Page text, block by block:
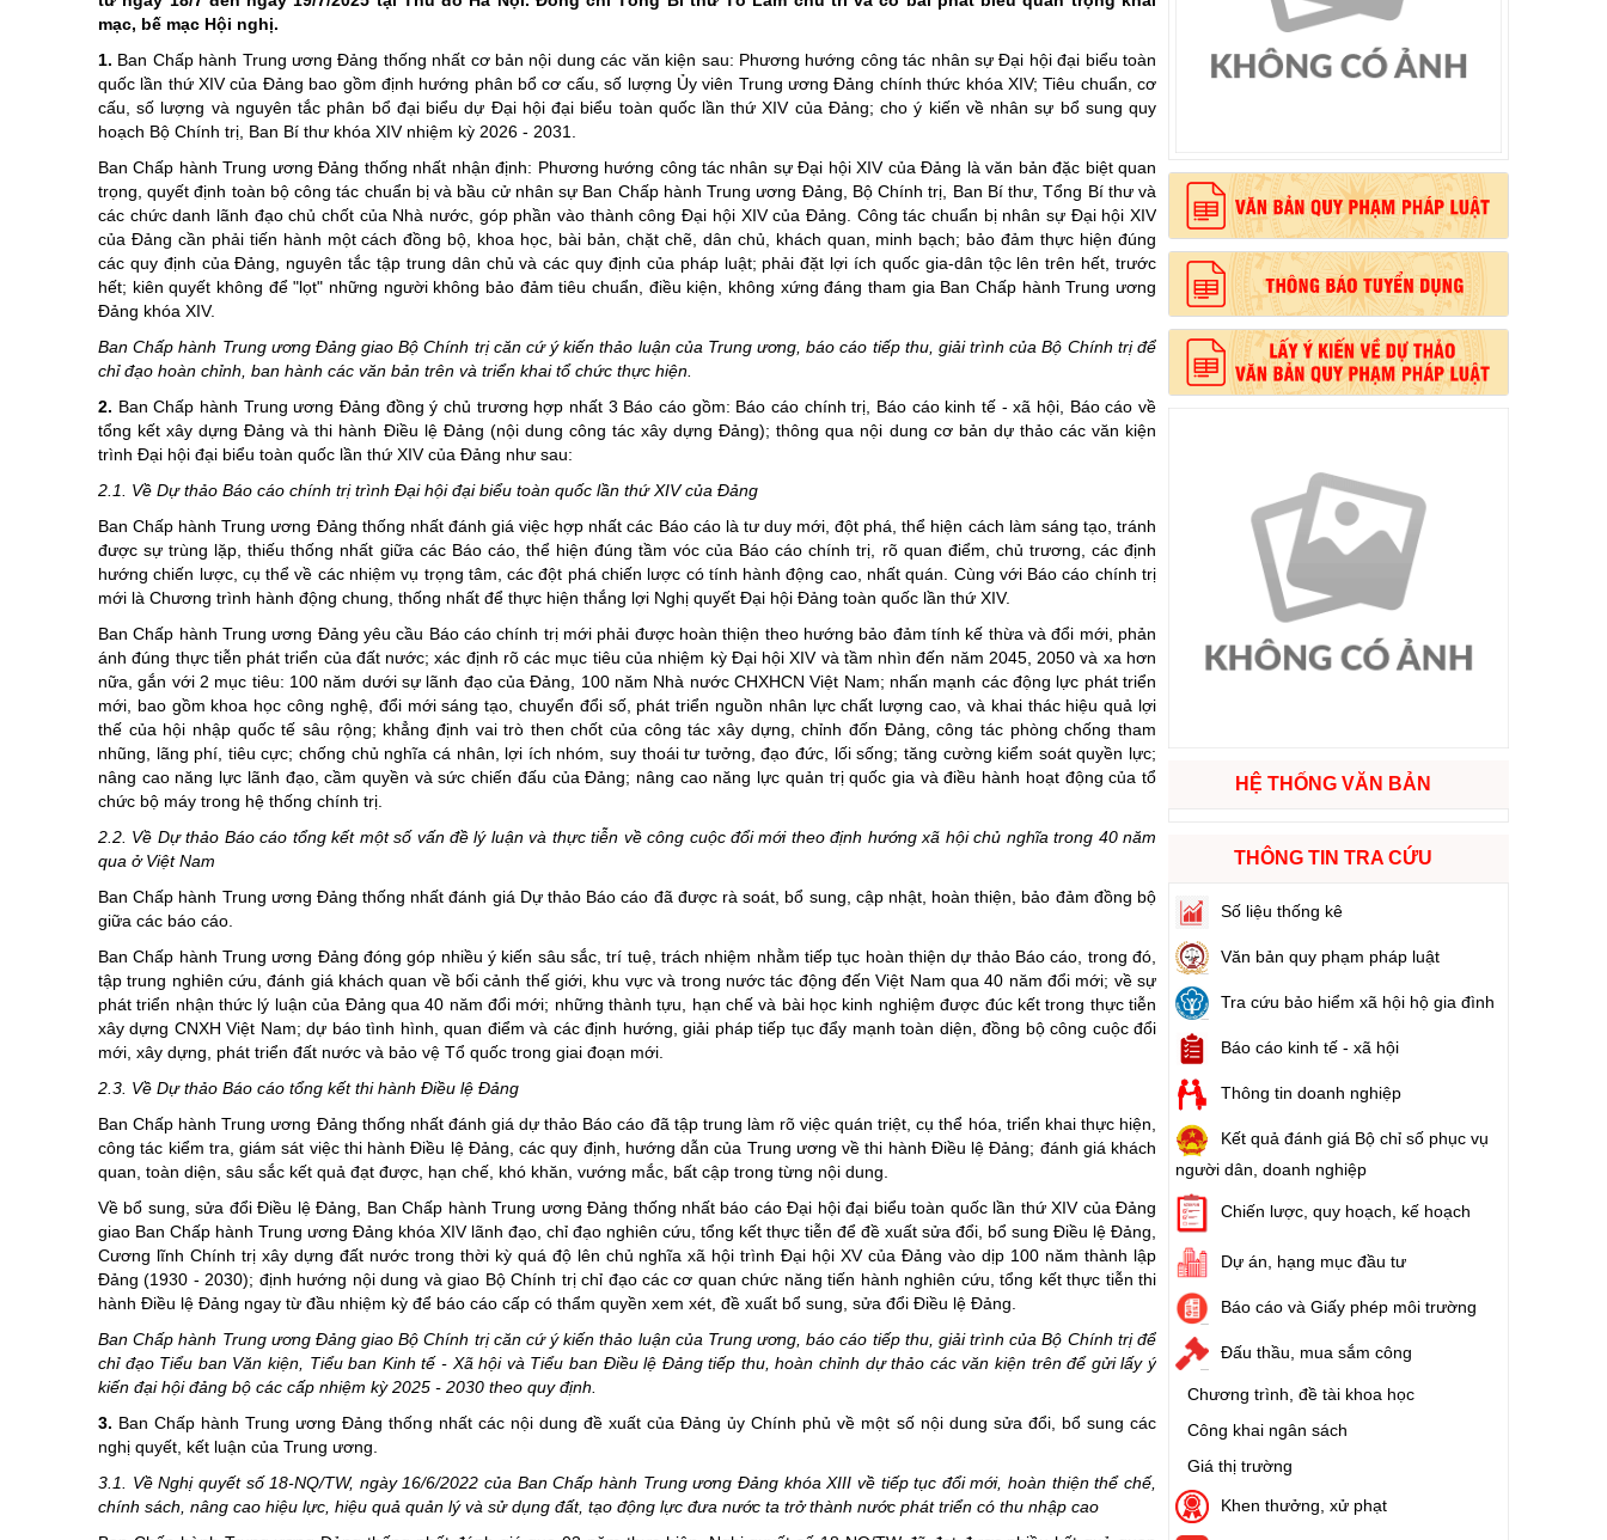
Di tích
Các Huyện, Thành phố thuộc tỉnh
Khoa học, công nghệ, đổi mới sáng tạo và chuyển đổi số
Cuộc thi trắc nghiệm trực tuyến “Tìm hiểu về học tập và làm theo tư tưởng, đạo đức, phong cách Hồ Chí Minh”
Tinh gọn tổ chức bộ máy của Hệ thống chính trị
Kỷ niệm 100 năm Ngày Báo chí cách mạng Việt Nam (21/6/1925 - 21/6/2025)
Chung tay xóa nhà tạm, nhà dột nát
Kỷ niệm 80 năm Ngày Tổng tuyển cử đầu tiên bầu Quốc hội Việt Nam
Nghị quyết Đại hội Đảng các cấp
Học tập và làm theo tư tưởng, đạo đức, phong cách Hồ Chí Minh
Xây dựng nông thôn mới
Biên giới - Hải đảo
Thi đua yêu nước
An toàn giao thông
Chuyên đề tổng hợp Giảm nghèo bền vững
Đưa nghị quyết của Đảng vào cuộc sống
Bầu cử đại biểu Quốc hội khóa XVI và đại biểu Hội đồng nhân dân các cấp nhiệm kỳ 2026 - 2031
Đại hội Đảng các cấp
Gia đình hạnh phúc bền vững
An toàn thông tin
Người Việt Nam ưu tiên dùng hàng Việt Nam
Chuyên mục khác
chương trình hành động của người ứng cử đại biểu hội đồng nhân dân tỉnh lai châu
Văn hóa - Lễ hộiLễ hội văn hóa
Ẩm thực Văn hóa ẩm thực
Bảo vệ nền tảng tư tưởng của Đảng
mạc, bế mạc Hội nghị.
1. Ban Chấp hành Trung ương Đảng thống nhất cơ bản nội dung các văn kiện sau: Phương hướng công tác nhân sự Đại hội đại biểu toàn
quốc lần thứ XIV của Đảng bao gồm định hướng phân bổ cơ cấu, số lượng Ủy viên Trung ương Đảng chính thức khóa XIV; Tiêu chuẩn, cơ
cấu, số lượng và nguyên tắc phân bổ đại biểu dự Đại hội đại biểu toàn quốc lần thứ XIV của Đảng; cho ý kiến về nhân sự bổ sung quy
hoạch Bộ Chính trị, Ban Bí thư khóa XIV nhiệm kỳ 2026 - 2031.
Ban Chấp hành Trung ương Đảng thống nhất nhận định: Phương hướng công tác nhân sự Đại hội XIV của Đảng là văn bản đặc biệt quan
trọng, quyết định toàn bộ công tác chuẩn bị và bầu cử nhân sự Ban Chấp hành Trung ương Đảng, Bộ Chính trị, Ban Bí thư, Tổng Bí thư và
các chức danh lãnh đạo chủ chốt của Nhà nước, góp phần vào thành công Đại hội XIV của Đảng. Công tác chuẩn bị nhân sự Đại hội XIV
của Đảng cần phải tiến hành một cách đồng bộ, khoa học, bài bản, chặt chẽ, dân chủ, khách quan, minh bạch; bảo đảm thực hiện đúng
các quy định của Đảng, nguyên tắc tập trung dân chủ và các quy định của pháp luật; phải đặt lợi ích quốc gia-dân tộc lên trên hết, trước
hết; kiên quyết không để "lọt" những người không bảo đảm tiêu chuẩn, điều kiện, không xứng đáng tham gia Ban Chấp hành Trung ương
Đảng khóa XIV.
Ban Chấp hành Trung ương Đảng giao Bộ Chính trị căn cứ ý kiến thảo luận của Trung ương, báo cáo tiếp thu, giải trình của Bộ Chính trị để
chỉ đạo hoàn chỉnh, ban hành các văn bản trên và triển khai tổ chức thực hiện.
2. Ban Chấp hành Trung ương Đảng đồng ý chủ trương hợp nhất 3 Báo cáo gồm: Báo cáo chính trị, Báo cáo kinh tế - xã hội, Báo cáo về
tổng kết xây dựng Đảng và thi hành Điều lệ Đảng (nội dung công tác xây dựng Đảng); thông qua nội dung cơ bản dự thảo các văn kiện
trình Đại hội đại biểu toàn quốc lần thứ XIV của Đảng như sau:
2.1. Về Dự thảo Báo cáo chính trị trình Đại hội đại biểu toàn quốc lần thứ XIV của Đảng
Ban Chấp hành Trung ương Đảng thống nhất đánh giá việc hợp nhất các Báo cáo là tư duy mới, đột phá, thể hiện cách làm sáng tạo, tránh
được sự trùng lặp, thiếu thống nhất giữa các Báo cáo, thể hiện đúng tầm vóc của Báo cáo chính trị, rõ quan điểm, chủ trương, các định
hướng chiến lược, cụ thể về các nhiệm vụ trọng tâm, các đột phá chiến lược có tính hành động cao, nhất quán. Cùng với Báo cáo chính trị
mới là Chương trình hành động chung, thống nhất để thực hiện thắng lợi Nghị quyết Đại hội Đảng toàn quốc lần thứ XIV.
Ban Chấp hành Trung ương Đảng yêu cầu Báo cáo chính trị mới phải được hoàn thiện theo hướng bảo đảm tính kế thừa và đổi mới, phản
ánh đúng thực tiễn phát triển của đất nước; xác định rõ các mục tiêu của nhiệm kỳ Đại hội XIV và tầm nhìn đến năm 2045, 2050 và xa hơn
nữa, gắn với 2 mục tiêu: 100 năm dưới sự lãnh đạo của Đảng, 100 năm Nhà nước CHXHCN Việt Nam; nhấn mạnh các động lực phát triển
mới, bao gồm khoa học công nghệ, đổi mới sáng tạo, chuyển đổi số, phát triển nguồn nhân lực chất lượng cao, và khai thác hiệu quả lợi
thế của hội nhập quốc tế sâu rộng; khẳng định vai trò then chốt của công tác xây dựng, chỉnh đốn Đảng, công tác phòng chống tham
nhũng, lãng phí, tiêu cực; chống chủ nghĩa cá nhân, lợi ích nhóm, suy thoái tư tưởng, đạo đức, lối sống; tăng cường kiểm soát quyền lực;
nâng cao năng lực lãnh đạo, cầm quyền và sức chiến đấu của Đảng; nâng cao năng lực quản trị quốc gia và điều hành hoạt động của tổ
chức bộ máy trong hệ thống chính trị.
2.2. Về Dự thảo Báo cáo tổng kết một số vấn đề lý luận và thực tiễn về công cuộc đổi mới theo định hướng xã hội chủ nghĩa trong 40 năm
qua ở Việt Nam
Ban Chấp hành Trung ương Đảng thống nhất đánh giá Dự thảo Báo cáo đã được rà soát, bổ sung, cập nhật, hoàn thiện, bảo đảm đồng bộ
giữa các báo cáo.
Ban Chấp hành Trung ương Đảng đóng góp nhiều ý kiến sâu sắc, trí tuệ, trách nhiệm nhằm tiếp tục hoàn thiện dự thảo Báo cáo, trong đó,
tập trung nghiên cứu, đánh giá khách quan về bối cảnh thế giới, khu vực và trong nước tác động đến Việt Nam qua 40 năm đổi mới; về sự
phát triển nhận thức lý luận của Đảng qua 40 năm đổi mới; những thành tựu, hạn chế và bài học kinh nghiệm được đúc kết trong thực tiễn
xây dựng CNXH Việt Nam; dự báo tình hình, quan điểm và các định hướng, giải pháp tiếp tục đẩy mạnh toàn diện, đồng bộ công cuộc đổi
mới, xây dựng, phát triển đất nước và bảo vệ Tổ quốc trong giai đoạn mới.
2.3. Về Dự thảo Báo cáo tổng kết thi hành Điều lệ Đảng
Ban Chấp hành Trung ương Đảng thống nhất đánh giá dự thảo Báo cáo đã tập trung làm rõ việc quán triệt, cụ thể hóa, triển khai thực hiện,
công tác kiểm tra, giám sát việc thi hành Điều lệ Đảng, các quy định, hướng dẫn của Trung ương về thi hành Điều lệ Đảng; đánh giá khách
quan, toàn diện, sâu sắc kết quả đạt được, hạn chế, khó khăn, vướng mắc, bất cập trong từng nội dung.
Về bổ sung, sửa đổi Điều lệ Đảng, Ban Chấp hành Trung ương Đảng thống nhất báo cáo Đại hội đại biểu toàn quốc lần thứ XIV của Đảng
giao Ban Chấp hành Trung ương Đảng khóa XIV lãnh đạo, chỉ đạo nghiên cứu, tổng kết thực tiễn để đề xuất sửa đổi, bổ sung Điều lệ Đảng,
Cương lĩnh Chính trị xây dựng đất nước trong thời kỳ quá độ lên chủ nghĩa xã hội trình Đại hội XV của Đảng vào dịp 100 năm thành lập
Đảng (1930 - 2030); định hướng nội dung và giao Bộ Chính trị chỉ đạo các cơ quan chức năng tiến hành nghiên cứu, tổng kết thực tiễn thi
hành Điều lệ Đảng ngay từ đầu nhiệm kỳ để báo cáo cấp có thẩm quyền xem xét, đề xuất bổ sung, sửa đổi Điều lệ Đảng.
Ban Chấp hành Trung ương Đảng giao Bộ Chính trị căn cứ ý kiến thảo luận của Trung ương, báo cáo tiếp thu, giải trình của Bộ Chính trị để
chỉ đạo Tiểu ban Văn kiện, Tiểu ban Kinh tế - Xã hội và Tiểu ban Điều lệ Đảng tiếp thu, hoàn chỉnh dự thảo các văn kiện trên để gửi lấy ý
kiến đại hội đảng bộ các cấp nhiệm kỳ 2025 - 2030 theo quy định.
3. Ban Chấp hành Trung ương Đảng thống nhất các nội dung đề xuất của Đảng ủy Chính phủ về một số nội dung sửa đổi, bổ sung các
nghị quyết, kết luận của Trung ương.
3.1. Về Nghị quyết số 18-NQ/TW, ngày 16/6/2022 của Ban Chấp hành Trung ương Đảng khóa XIII về tiếp tục đổi mới, hoàn thiện thể chế,
chính sách, nâng cao hiệu lực, hiệu quả quản lý và sử dụng đất, tạo động lực đưa nước ta trở thành nước phát triển có thu nhập cao
HỆ THỐNG VĂN BẢN
THÔNG TIN TRA CỨU
Số liệu thống kê
Văn bản quy phạm pháp luật
Tra cứu bảo hiểm xã hội hộ gia đình
Báo cáo kinh tế - xã hội
Thông tin doanh nghiệp
Kết quả đánh giá Bộ chỉ số phục vụ
người dân, doanh nghiệp
Chiến lược, quy hoạch, kế hoạch
Dự án, hạng mục đầu tư
Báo cáo và Giấy phép môi trường
Đấu thầu, mua sắm công
Chương trình, đề tài khoa học
Công khai ngân sách
Giá thị trường
Khen thưởng, xử phạt